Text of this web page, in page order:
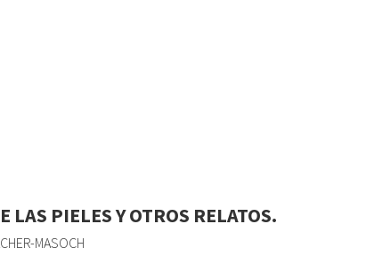
LAS PIELES Y OTROS RELATOS.
MASOCH